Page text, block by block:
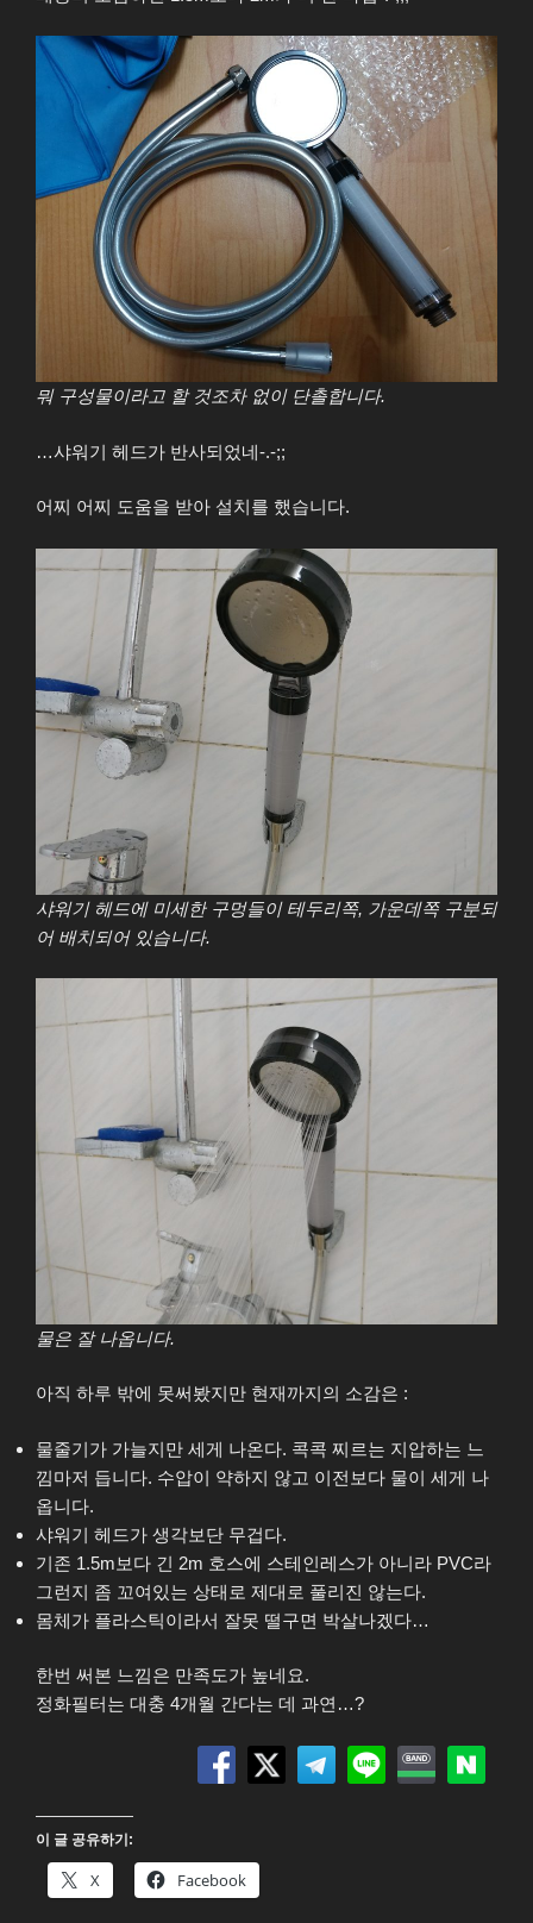
뭐 구성물이라고 할 것조차 없이 단촐합니다.
…샤워기 헤드가 반사되었네-.-;;
어찌 어찌 도움을 받아 설치를 했습니다.
샤워기 헤드에 미세한 구멍들이 테두리쪽, 가운데쪽 구분되
어 배치되어 있습니다.
물은 잘 나옵니다.
아직 하루 밖에 못써봤지만 현재까지의 소감은 :
물줄기가 가늘지만 세게 나온다. 콕콕 찌르는 지압하는 느
낌마저 듭니다. 수압이 약하지 않고 이전보다 물이 세게 나
옵니다.
샤워기 헤드가 생각보단 무겁다.
기존 1.5m보다 긴 2m 호스에 스테인레스가 아니라 PVC라
그런지 좀 꼬여있는 상태로 제대로 풀리진 않는다.
몸체가 플라스틱이라서 잘못 떨구면 박살나겠다…
한번 써본 느낌은 만족도가 높네요.
정화필터는 대충 4개월 간다는 데 과연…?
이 글 공유하기:
X Facebook